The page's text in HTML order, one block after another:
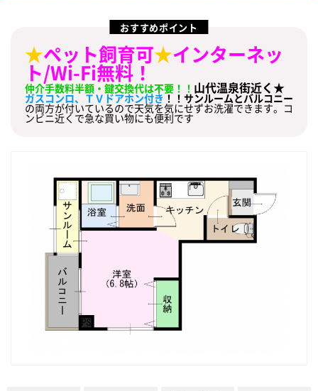
おすすめポイント
★ペット飼育可★インターネッ
ト/Wi-Fi無料！
仲介手数料半額・鍵交換代は不要！！ 山代温泉街近く★
ガスコンロ、ＴＶドアホン付き！！サンルームとバルコニー
の両方が付いているので天気を気にせずお洗濯できます。コ
ンビニ近くで急な買い物にも便利です